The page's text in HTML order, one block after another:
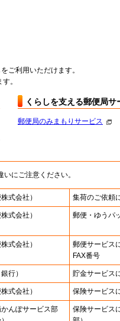
ご利用いただけます。
。
くらしを支える郵便局サ
郵便局のみまもりサービス
にご注意ください。
式会社） 集荷のご依頼
式会社）
郵便・ゆうパ
式会社） 郵便サービス
FAX番号
行） 貯金サービス
式会社） 保険サービス
んぽサービス部
保険サービス